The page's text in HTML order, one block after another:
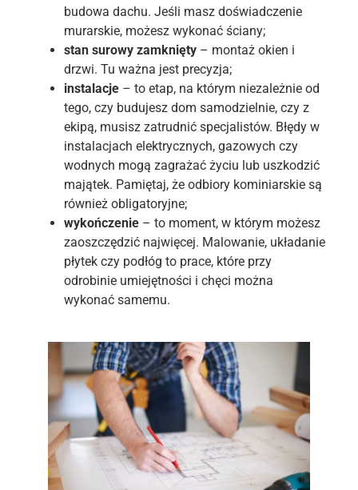
budowa dachu. Jeśli masz doświadczenie
murarskie, możesz wykonać ściany;
stan surowy zamknięty – montaż okien i
drzwi. Tu ważna jest precyzja;
instalacje – to etap, na którym niezależnie od
tego, czy budujesz dom samodzielnie, czy z
ekipą, musisz zatrudnić specjalistów. Błędy w
instalacjach elektrycznych, gazowych czy
wodnych mogą zagrażać życiu lub uszkodzić
majątek. Pamiętaj, że odbiory kominiarskie są
również obligatoryjne;
wykończenie – to moment, w którym możesz
zaoszczędzić najwięcej. Malowanie, układanie
płytek czy podłóg to prace, które przy
odrobinie umiejętności i chęci można
wykonać samemu.